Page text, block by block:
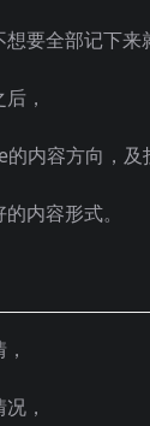
要全部记下来
，
内容方向，及
内容形式。
，